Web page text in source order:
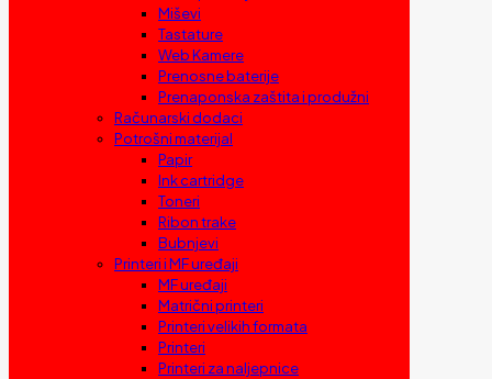
Miševi
Tastature
Web Kamere
Prenosne baterije
Prenaponska zaštita i produžni
Računarski dodaci
Potrošni materijal
Papir
Ink cartridge
Toneri
Ribon trake
Bubnjevi
Printeri i MF uređaji
MF uređaji
Matrični printeri
Printeri velikih formata
Printeri
Printeri za naljepnice